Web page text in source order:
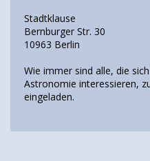
Stadtklause
Bernburger Str. 30
10963 Berlin
Wie immer sind alle, die
Astronomie interessieren,
eingeladen.